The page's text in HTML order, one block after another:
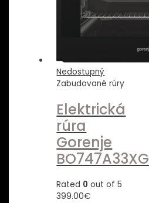
Nedostupný
Zabudované rúry
Elektrická
rúra
Gorenje
BO747A33XG
Rated 0 out of 5
399.00€